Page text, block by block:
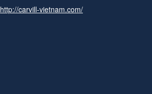
http://carvill-vietnam.com/